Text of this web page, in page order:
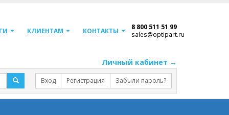
КЛИЕНТАМ КОНТАКТЫ 8 800 511 51 99
sales@optipart.ru
Личный кабинет →
Вход Регистрация Забыли пароль?